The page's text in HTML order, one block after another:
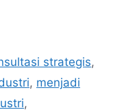
strategis,
, menjadi
,